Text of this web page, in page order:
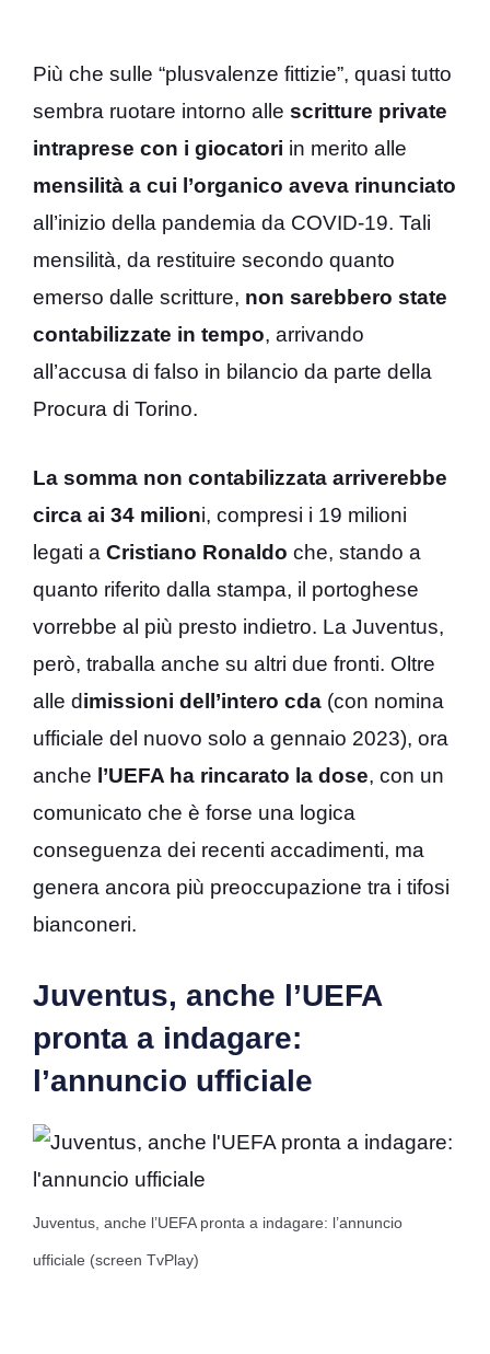
Più che sulle “plusvalenze fittizie”, quasi tutto
sembra ruotare intorno alle scritture private
intraprese con i giocatori in merito alle
mensilità a cui l’organico aveva rinunciato
all’inizio della pandemia da COVID-19. Tali
mensilità, da restituire secondo quanto
emerso dalle scritture, non sarebbero state
contabilizzate in tempo, arrivando
all’accusa di falso in bilancio da parte della
Procura di Torino.
La somma non contabilizzata arriverebbe
circa ai 34 milioni, compresi i 19 milioni
legati a Cristiano Ronaldo che, stando a
quanto riferito dalla stampa, il portoghese
vorrebbe al più presto indietro. La Juventus,
però, traballa anche su altri due fronti. Oltre
alle dimissioni dell’intero cda (con nomina
ufficiale del nuovo solo a gennaio 2023), ora
anche l’UEFA ha rincarato la dose, con un
comunicato che è forse una logica
conseguenza dei recenti accadimenti, ma
genera ancora più preoccupazione tra i tifosi
bianconeri.
Juventus, anche l’UEFA
pronta a indagare:
l’annuncio ufficiale
Juventus, anche l’UEFA pronta a indagare: l’annuncio
ufficiale (screen TvPlay)